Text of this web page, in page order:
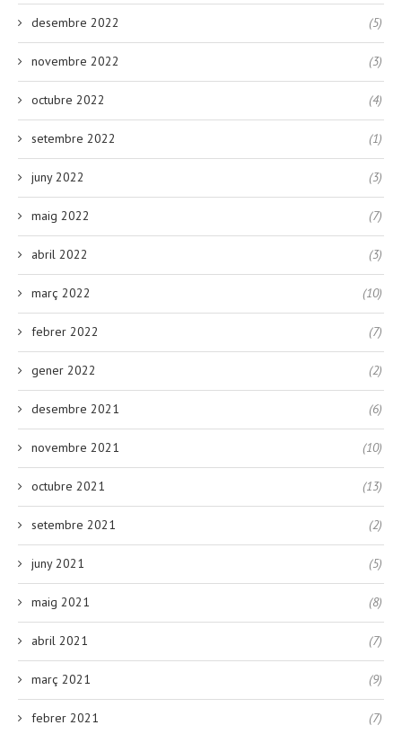
desembre 2022 (5)
novembre 2022 (3)
octubre 2022 (4)
setembre 2022 (1)
juny 2022 (3)
maig 2022 (7)
abril 2022 (3)
març 2022 (10)
febrer 2022 (7)
gener 2022 (2)
desembre 2021 (6)
novembre 2021 (10)
octubre 2021 (13)
setembre 2021 (2)
juny 2021 (5)
maig 2021 (8)
abril 2021 (7)
març 2021 (9)
febrer 2021 (7)